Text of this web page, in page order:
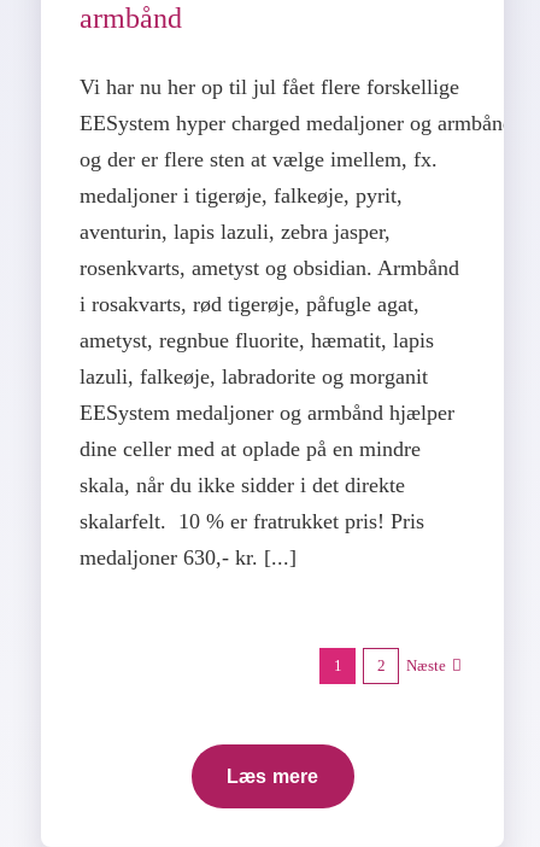
armbånd
Vi har nu her op til jul fået flere forskellige
EESystem hyper charged medaljoner og armbånd,
og der er flere sten at vælge imellem, fx.
medaljoner i tigerøje, falkeøje, pyrit,
aventurin, lapis lazuli, zebra jasper,
rosenkvarts, ametyst og obsidian. Armbånd
i rosakvarts, rød tigerøje, påfugle agat,
ametyst, regnbue fluorite, hæmatit, lapis
lazuli, falkeøje, labradorite og morganit
EESystem medaljoner og armbånd hjælper
dine celler med at oplade på en mindre
skala, når du ikke sidder i det direkte
skalarfelt. 10 % er fratrukket pris! Pris
medaljoner 630,- kr. [...]
1 2 Næste
Læs mere